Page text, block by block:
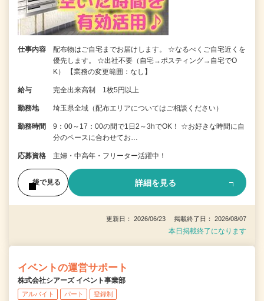
仕事内容
配布物はご自宅までお届けします。 ☆なるべくご自宅近くを
優先します。 ☆出社不要（自宅→ポスティング→自宅でO
K） 【業務の変更範囲：なし】
給与 完全出来高制 1枚5円以上
勤務地 埼玉県全域（配布エリアについてはご相談ください）
勤務時間
9：00～17：00の間で1日2～3hでOK！ ☆お好きな時間に自
分のペースに合わせてお…
応募資格 主婦・中高年・フリーター活躍中！
後で見る 詳細を見る
更新日： 2026/06/23 掲載終了日： 2026/08/07
本日掲載終了になります
イベントの運営サポート
株式会社シアーズ イベント事業部
アルバイト パート 登録制